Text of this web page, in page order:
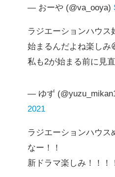
— おーや (@va_ooya)
ラジエーションハウス
始まるんだよね楽しみ
私も2が始まる前に見
— ゆず
2021
ラジエーションハウス
なー！！
新ドラマ楽しみ！！！